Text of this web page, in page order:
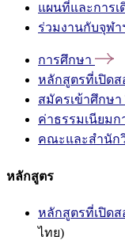
แผนที่และการเ
ร่วมงานกับจุฬา
การศึกษา
หลักสูตรที่เปิด
สมัครเข้าศึกษา
ค่าธรรมเนียมก
คณะและสำนัก
หลักสูตร
หลักสูตรที่เปิด
ไทย)